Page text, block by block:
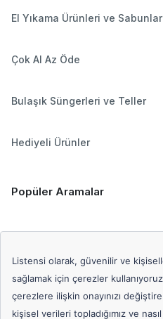
El Yıkama Ürünleri ve Sabunlar
Çok Al Az Öde
Bulaşık Süngerleri ve Teller
Hediyeli Ürünler
Popüler Aramalar
Çamaşır Suları